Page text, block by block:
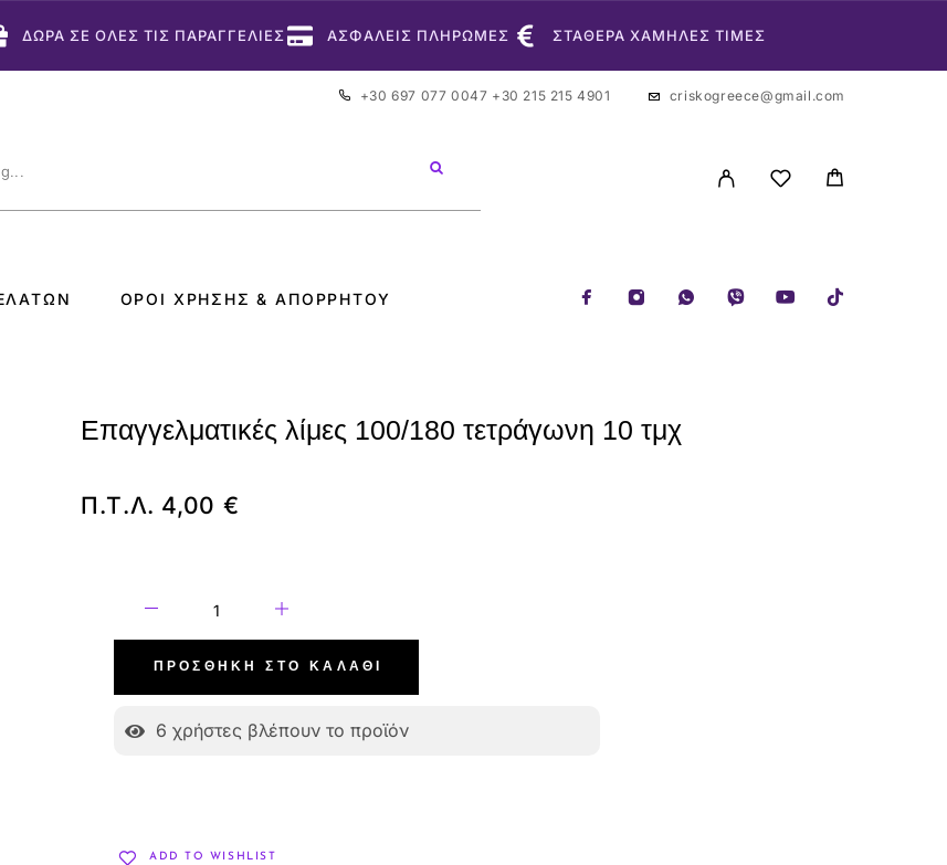
ΔΩΡΑ ΣΕ ΟΛΕΣ ΤΙΣ ΠΑΡΑΓΓΕΛΙΕΣ ΑΣΦΑΛΕΙΣ ΠΛΗΡΩΜΕΣ ΣΤΑΘΕΡΑ ΧΑΜΗΛΕΣ ΤΙΜΕΣ
+30 697 077 0047 +30 215 215 4901 criskogreece@gmail.com
ΌΡΟΙ ΧΡΉΣΗΣ & ΑΠΟΡΡΉΤΟΥ
Επαγγελματικές λίμες 100/180 τετράγωνη 10 τμχ
Π.Τ.Λ. 4,00 €
ΠΡΟΣΘΉΚΗ ΣΤΟ ΚΑΛΆΘΙ
6 χρήστες βλέπουν το προϊόν
ADD TO WISHLIST